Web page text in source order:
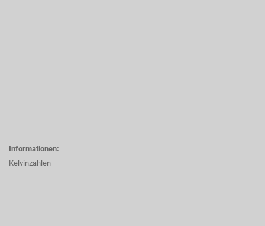
Informationen:
Kelvinzahlen